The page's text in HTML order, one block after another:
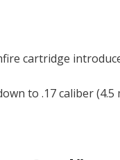
cartridge
to .17 caliber